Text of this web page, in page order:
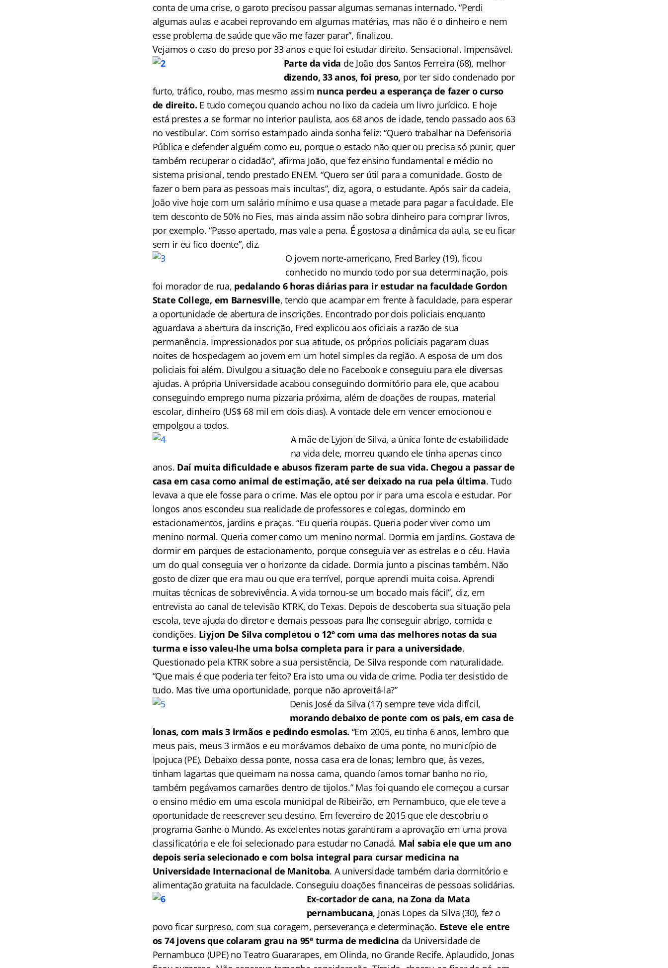
conta de uma crise, o garoto precisou passar algumas semanas internado. “Perdi
algumas aulas e acabei reprovando em algumas matérias, mas não é o dinheiro e nem
esse problema de saúde que vão me fazer parar”, finalizou.
Vejamos o caso do preso por 33 anos e que foi estudar direito. Sensacional. Impensável.
Parte da vida de João dos Santos Ferreira (68), melhor
dizendo, 33 anos, foi preso, por ter sido condenado por
furto, tráfico, roubo, mas mesmo assim nunca perdeu a esperança de fazer o curso
de direito. E tudo começou quando achou no lixo da cadeia um livro jurídico. E hoje
está prestes a se formar no interior paulista, aos 68 anos de idade, tendo passado aos 63
no vestibular. Com sorriso estampado ainda sonha feliz: “Quero trabalhar na Defensoria
Pública e defender alguém como eu, porque o estado não quer ou precisa só punir, quer
também recuperar o cidadão”, afirma João, que fez ensino fundamental e médio no
sistema prisional, tendo prestado ENEM. “Quero ser útil para a comunidade. Gosto de
fazer o bem para as pessoas mais incultas”, diz, agora, o estudante. Após sair da cadeia,
João vive hoje com um salário mínimo e usa quase a metade para pagar a faculdade. Ele
tem desconto de 50% no Fies, mas ainda assim não sobra dinheiro para comprar livros,
por exemplo. “Passo apertado, mas vale a pena. É gostosa a dinâmica da aula, se eu ficar
sem ir eu fico doente”, diz.
O jovem norte-americano, Fred Barley (19), ficou
conhecido no mundo todo por sua determinação, pois
foi morador de rua, pedalando 6 horas diárias para ir estudar na faculdade Gordon
State College, em Barnesville, tendo que acampar em frente à faculdade, para esperar
a oportunidade de abertura de inscrições. Encontrado por dois policiais enquanto
aguardava a abertura da inscrição, Fred explicou aos oficiais a razão de sua
permanência. Impressionados por sua atitude, os próprios policiais pagaram duas
noites de hospedagem ao jovem em um hotel simples da região. A esposa de um dos
policiais foi além. Divulgou a situação dele no Facebook e conseguiu para ele diversas
ajudas. A própria Universidade acabou conseguindo dormitório para ele, que acabou
conseguindo emprego numa pizzaria próxima, além de doações de roupas, material
escolar, dinheiro (US$ 68 mil em dois dias). A vontade dele em vencer emocionou e
empolgou a todos.
A mãe de Lyjon de Silva, a única fonte de estabilidade
na vida dele, morreu quando ele tinha apenas cinco
anos. Daí muita dificuldade e abusos fizeram parte de sua vida. Chegou a passar de
casa em casa como animal de estimação, até ser deixado na rua pela última. Tudo
levava a que ele fosse para o crime. Mas ele optou por ir para uma escola e estudar. Por
longos anos escondeu sua realidade de professores e colegas, dormindo em
estacionamentos, jardins e praças. “Eu queria roupas. Queria poder viver como um
menino normal. Queria comer como um menino normal. Dormia em jardins. Gostava de
dormir em parques de estacionamento, porque conseguia ver as estrelas e o céu. Havia
um do qual conseguia ver o horizonte da cidade. Dormia junto a piscinas também. Não
gosto de dizer que era mau ou que era terrível, porque aprendi muita coisa. Aprendi
muitas técnicas de sobrevivência. A vida tornou-se um bocado mais fácil”, diz, em
entrevista ao canal de televisão KTRK, do Texas. Depois de descoberta sua situação pela
escola, teve ajuda do diretor e demais pessoas para lhe conseguir abrigo, comida e
condições. Liyjon De Silva completou o 12º com uma das melhores notas da sua
turma e isso valeu-lhe uma bolsa completa para ir para a universidade.
Questionado pela KTRK sobre a sua persistência, De Silva responde com naturalidade.
“Que mais é que poderia ter feito? Era isto uma ou vida de crime. Podia ter desistido de
tudo. Mas tive uma oportunidade, porque não aproveitá-la?”
Denis José da Silva (17) sempre teve vida difícil,
morando debaixo de ponte com os pais, em casa de
lonas, com mais 3 irmãos e pedindo esmolas. “Em 2005, eu tinha 6 anos, lembro que
meus pais, meus 3 irmãos e eu morávamos debaixo de uma ponte, no município de
Ipojuca (PE). Debaixo dessa ponte, nossa casa era de lonas; lembro que, às vezes,
tinham lagartas que queimam na nossa cama, quando íamos tomar banho no rio,
também pegávamos camarões dentro de tijolos.” Mas foi quando ele começou a cursar
o ensino médio em uma escola municipal de Ribeirão, em Pernambuco, que ele teve a
oportunidade de reescrever seu destino. Em fevereiro de 2015 que ele descobriu o
programa Ganhe o Mundo. As excelentes notas garantiram a aprovação em uma prova
classificatória e ele foi selecionado para estudar no Canadá. Mal sabia ele que um ano
depois seria selecionado e com bolsa integral para cursar medicina na
Universidade Internacional de Manitoba. A universidade também daria dormitório e
alimentação gratuita na faculdade. Conseguiu doações financeiras de pessoas solidárias.
Ex-cortador de cana, na Zona da Mata
pernambucana, Jonas Lopes da Silva (30), fez o
povo ficar surpreso, com sua coragem, perseverança e determinação. Esteve ele entre
os 74 jovens que colaram grau na 95ª turma de medicina da Universidade de
Pernambuco (UPE) no Teatro Guararapes, em Olinda, no Grande Recife. Aplaudido, Jonas